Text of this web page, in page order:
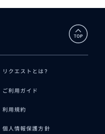
リクエストとは?
ご利用ガイド
利用規約
個人情報保護方針